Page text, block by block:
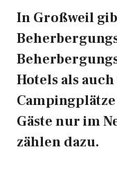
In Großweil
Hotels als
Gäste nur im
zählen dazu.